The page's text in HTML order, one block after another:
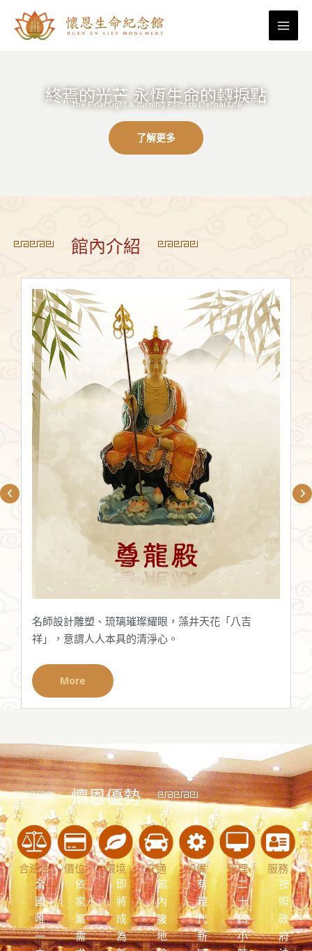
終焉的光芒 永恆生命的轉捩點
The Final Light A Turning Point to Eternal Life
了解更多
館內介紹
名師設計雕塑、琉璃璀璨耀眼，藻井天花「八吉
祥」，意謂人人本具的清淨心。
More
懷恩優勢
合法性
全
國
唯
一
價位
依
家
屬
需
環境
即
將
成
為
交通
館
內
腹
地
設備
有
現
代
新
管理
二
十
四
小
服務
按
照
政
府